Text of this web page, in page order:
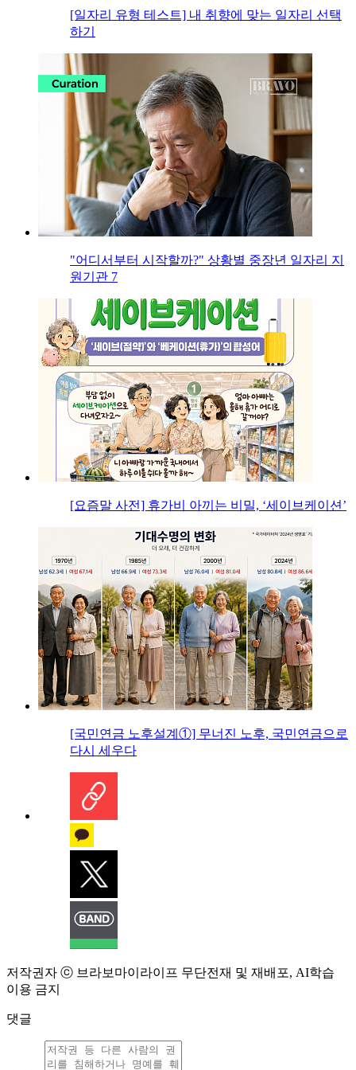
[일자리 유형 테스트] 내 취향에 맞는 일자리 선택
하기
"어디서부터 시작할까?" 상황별 중장년 일자리 지
원기관 7
[요즘말 사전] 휴가비 아끼는 비밀, ‘세이브케이션’
[국민연금 노후설계①] 무너진 노후, 국민연금으로
다시 세우다
저작권자 ⓒ 브라보마이라이프 무단전재 및 재배포, AI학습
이용 금지
댓글